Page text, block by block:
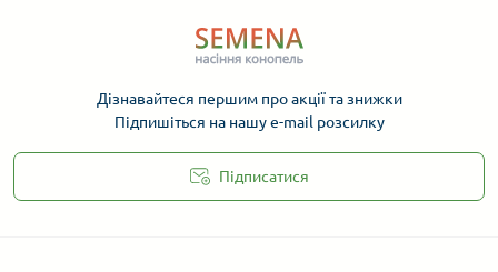
Дізнавайтеся першим про акції та знижки
Підпишіться на нашу e-mail розсилку
Підписатися